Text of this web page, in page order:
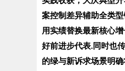
案控制差异辅助全类
用实绩替换最新核心
好前进步代表.同时也
的绿与新诉求场景明